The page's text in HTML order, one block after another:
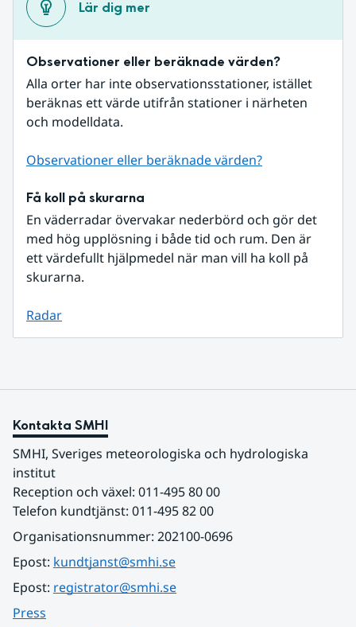
Lär dig mer
Observationer eller beräknade värden?
Alla orter har inte observationsstationer, istället
beräknas ett värde utifrån stationer i närheten
och modelldata.
Observationer eller beräknade värden?
Få koll på skurarna
En väderradar övervakar nederbörd och gör det
med hög upplösning i både tid och rum. Den är
ett värdefullt hjälpmedel när man vill ha koll på
skurarna.
Radar
Kontakta SMHI
SMHI, Sveriges meteorologiska och hydrologiska
institut
Reception och växel: 011-495 80 00
Telefon kundtjänst: 011-495 82 00
Organisationsnummer: 202100-0696
Epost: kundtjanst@smhi.se
Epost: registrator@smhi.se
Press